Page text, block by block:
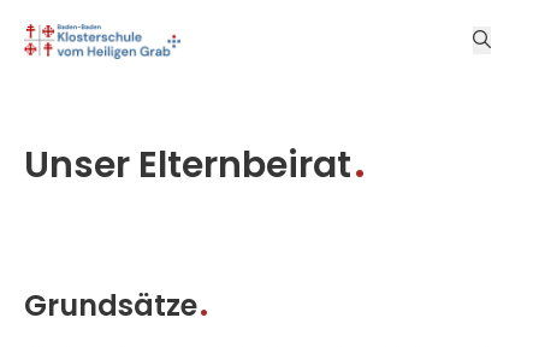
Unser Elternbeirat
Grundsätze